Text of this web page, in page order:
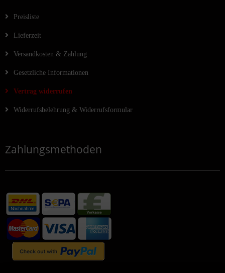
Preisliste
Lieferzeit
Versandkosten & Zahlung
Gesetzliche Informationen
Vertrag widerrufen
Widerrufsbelehrung & Widerrufsformular
Zahlungsmethoden